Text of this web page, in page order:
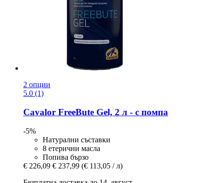
2 опции
5.0 (1)
Cavalor FreeBute Gel, 2 л -​ с помпа
-5%
Натурални съставки
8 етерични масла
Попива бързо
€ 226,09 € 237,99 (€ 113,05 / л)